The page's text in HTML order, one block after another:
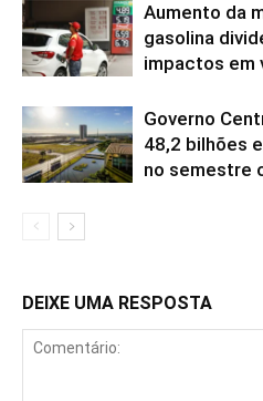
Aumento da
gasolina
impactos em
Governo
48,2 bilhões
no semestre
DEIXE UMA RESPOSTA